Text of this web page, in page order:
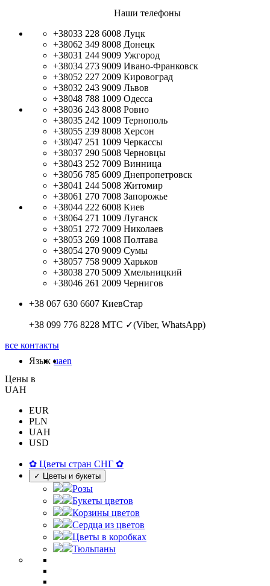
Наши телефоны
+38033 228 6008 Луцк
+38062 349 8008 Донецк
+38031 244 9009 Ужгород
+38034 273 9009 Ивано-Франковск
+38052 227 2009 Кировоград
+38032 243 9009 Львов
+38048 788 1009 Одесса
+38036 243 8008 Ровно
+38035 242 1009 Тернополь
+38055 239 8008 Херсон
+38047 251 1009 Черкассы
+38037 290 5008 Черновцы
+38043 252 7009 Винница
+38056 785 6009 Днепропетровск
+38041 244 5008 Житомир
+38061 270 7008 Запорожье
+38044 222 6008 Киев
+38064 271 1009 Луганск
+38051 272 7009 Николаев
+38053 269 1008 Полтава
+38054 270 9009 Сумы
+38057 758 9009 Харьков
+38038 270 5009 Хмельницкий
+38046 261 2009 Чернигов
+38 067 630 6607 КиевСтар
+38 099 776 8228 МТС ✓(Viber, WhatsApp)
все контакты
Язык uaen
Цены в
UAH
EUR
PLN
UAH
USD
✿ Цветы стран СНГ ✿
✓ Цветы и букеты
Розы
Букеты цветов
Корзины цветов
Сердца из цветов
Цветы в коробках
Тюльпаны